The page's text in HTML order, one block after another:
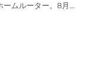
ムルーター。8月に